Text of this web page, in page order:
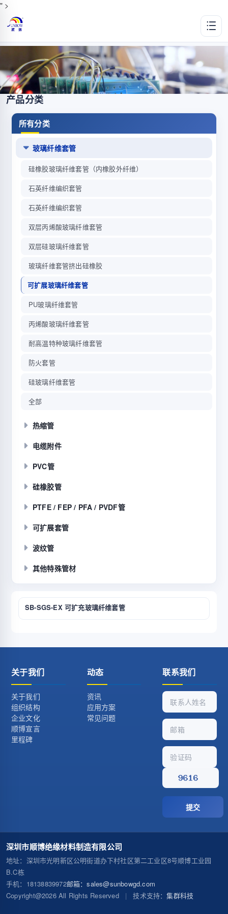
" >
产品分类
所有分类
玻璃纤维套管
硅橡胶玻璃纤维套管（内橡胶外纤维）
石英纤维编织套管
石英纤维编织套管
双层丙烯酸玻璃纤维套管
双层硅玻璃纤维套管
玻璃纤维套管挤出硅橡胶
可扩展玻璃纤维套管
PU玻璃纤维套管
丙烯酸玻璃纤维套管
耐高温特种玻璃纤维套管
防火套管
硅玻璃纤维套管
全部
热缩管
电缆附件
PVC管
硅橡胶管
PTFE / FEP / PFA / PVDF管
可扩展套管
波纹管
其他特殊管材
SB-SGS-EX 可扩充玻璃纤维套管
关于我们
关于我们
组织结构
企业文化
顺博宣言
里程碑
动态
资讯
应用方案
常见问题
联系我们
提交
深圳市顺博绝缘材料制造有限公司
地址：深圳市光明新区公明街道办下村社区第二工业区8号顺博工业园
B.C栋
手机：18138839972邮箱：sales@sunbowgd.com
Copyright@2026 All Rights Reserved
| 技术支持：集群科技